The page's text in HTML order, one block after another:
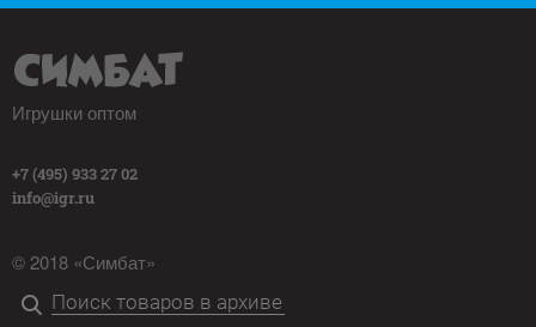
Игрушки оптом
+7 (495) 933 27 02
info@igr.ru
© 2018 «Симбат»